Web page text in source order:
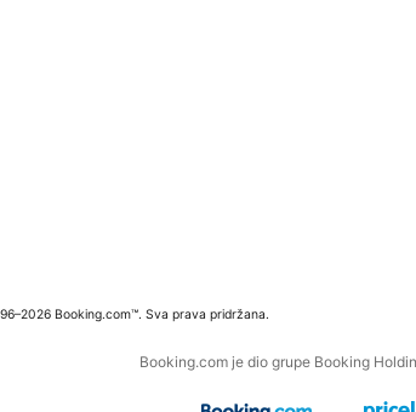
Booking.com™. Sva prava pridržana.
Booking.com je dio grupe Booking